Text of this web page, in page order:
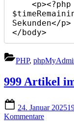
Sekunden</p>
</body>
PHP,
999 Artikel
on
24. Januar 2025
Kommentarezu